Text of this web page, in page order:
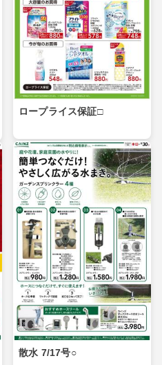
ロープライス保証□
散水 7/17号○